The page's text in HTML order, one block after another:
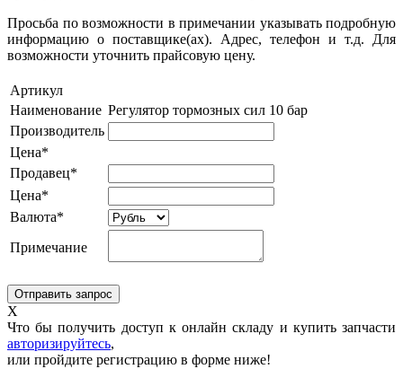
Просьба по возможности в примечании указывать подробную
информацию о поставщике(ах). Адрес, телефон и т.д. Для
возможности уточнить прайсовую цену.
Артикул
Наименование Регулятор тормозных сил 10 бар
Производитель
Цена*
Продавец*
Цена*
Валюта*
Примечание
X
Что бы получить доступ к онлайн складу и купить запчасти
авторизируйтесь,
или пройдите регистрацию в форме ниже!